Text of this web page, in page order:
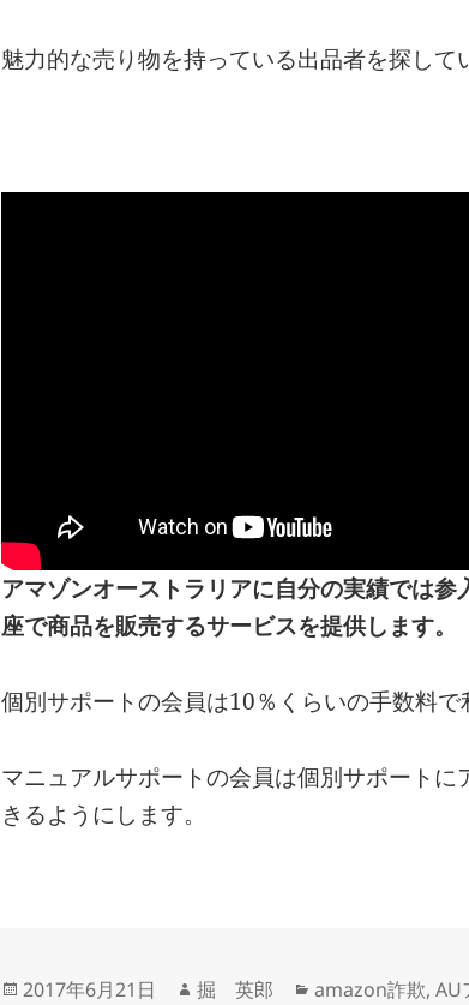
魅力的な売り物を持っている出品者を探して
アマゾンオーストラリアに自分の実績では参
座で商品を販売するサービスを提供します。
個別サポートの会員は10％くらいの手数料で
マニュアルサポートの会員は個別サポート
きるようにします。
投
2017年6月21日
作
掘 英郎
カ
amazon詐欺,AU